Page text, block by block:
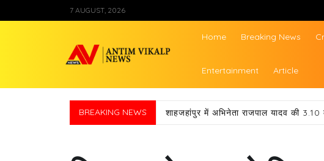
to
7 AUGUST, 2026
Antim Vikalp News
Home Breaking News
Entertainment Article
BREAKING NEWS शाहजहांपुर में अभिनेता राजपाल यादव की 3.10